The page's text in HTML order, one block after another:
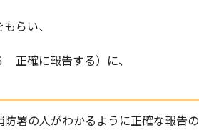
らい、
正確に報告する）に、
署の人がわかるように正確な報告の